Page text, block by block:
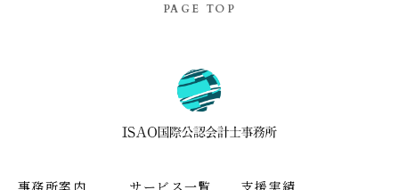
PAGE TOP